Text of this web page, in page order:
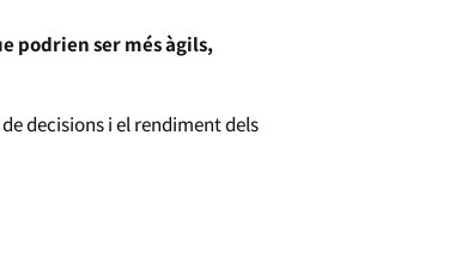
podrien ser més àgils,
decisions i el rendiment dels